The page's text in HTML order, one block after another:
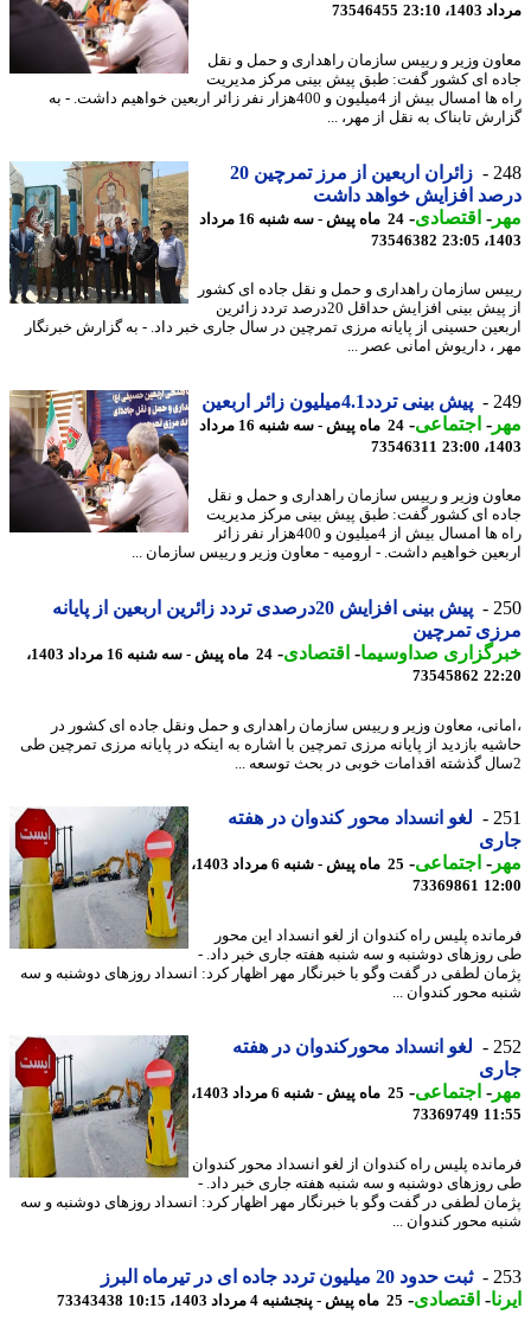
23:10
73546455
وزیر و رییس سازمان راهداری و حمل و نقل
ای کشور گفت: طبق پیش بینی مرکز مدیریت
راه ها امسال بیش از 4میلیون و 400هزار نفر زائر اربعین خواهیم داشت. - به
تابناک به نقل از مهر، ...
زائران اربعین از مرز تمرچین 20
افزایش خواهد داشت
-اقتصادی-
24 ماه پیش - سه شنبه 16 مرداد
73546382
سازمان راهداری و حمل و نقل جاده ای کشور
از پیش بینی افزایش حداقل 20درصد تردد زائرین
حسینی از پایانه مرزی تمرچین در سال جاری خبر داد. - به گزارش خبرنگار
، داریوش امانی عصر ...
پیش بینی تردد4.1میلیون زائر اربعین
-اجتماعی-
24 ماه پیش - سه شنبه 16 مرداد
73546311
وزیر و رییس سازمان راهداری و حمل و نقل
ای کشور گفت: طبق پیش بینی مرکز مدیریت
راه ها امسال بیش از 4میلیون و 400هزار نفر زائر
خواهیم داشت. - ارومیه - معاون وزیر و رییس سازمان ...
پیش بینی افزایش 20درصدی تردد زائرین اربعین از پایانه
تمرچین
صداوسیما-اقتصادی-
24 ماه پیش - سه شنبه 16 مرداد 1403،
73545862
معاون وزیر و رییس سازمان راهداری و حمل ونقل جاده ای کشور در
بازدید از پایانه مرزی تمرچین با اشاره به اینکه در پایانه مرزی تمرچین طی
لغو انسداد محور کندوان در هفته
-اجتماعی-
25 ماه پیش - شنبه 6 مرداد 1403،
73369861
پلیس راه کندوان از لغو انسداد این محور
دوشنبه و سه شنبه هفته جاری خبر داد. -
لطفی در گفت وگو با خبرنگار مهر اظهار کرد: انسداد روزهای دوشنبه و سه
محور کندوان ...
لغو انسداد محورکندوان در هفته
-اجتماعی-
25 ماه پیش - شنبه 6 مرداد 1403،
73369749
پلیس راه کندوان از لغو انسداد محور کندوان
دوشنبه و سه شنبه هفته جاری خبر داد. -
لطفی در گفت وگو با خبرنگار مهر اظهار کرد: انسداد روزهای دوشنبه و سه
محور کندوان ...
ثبت حدود 20 میلیون تردد جاده ای در تیرماه البرز
-اقتصادی-25 ماه پیش - پنجشنبه 4 مرداد 1403، 10:15 73343438